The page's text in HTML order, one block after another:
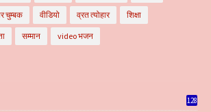
चुम्बक वीडियो व्रत त्योहार शिक्षा
सम्मान video भजन
128